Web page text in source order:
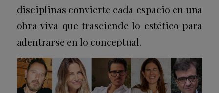
disciplinas convierte cada espacio en una
obra viva que trasciende lo estético para
adentrarse en lo conceptual.